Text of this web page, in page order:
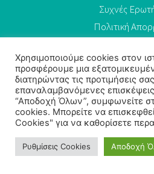
Συχνές
Πολιτική
© 2026 Εκδόσεις Κοράλλι | Powered
10,00€
Χρησιμοποιούμε cookies στον
προσφέρουμε μια
διατηρώντας τις προτιμήσεις
επαναλαμβανόμενες
“Αποδοχή Όλων”, συμφωνείτε
cookies. Μπορείτε να
Cookies" για να καθορίσετε
Ρυθμίσεις Cookies Αποδοχή